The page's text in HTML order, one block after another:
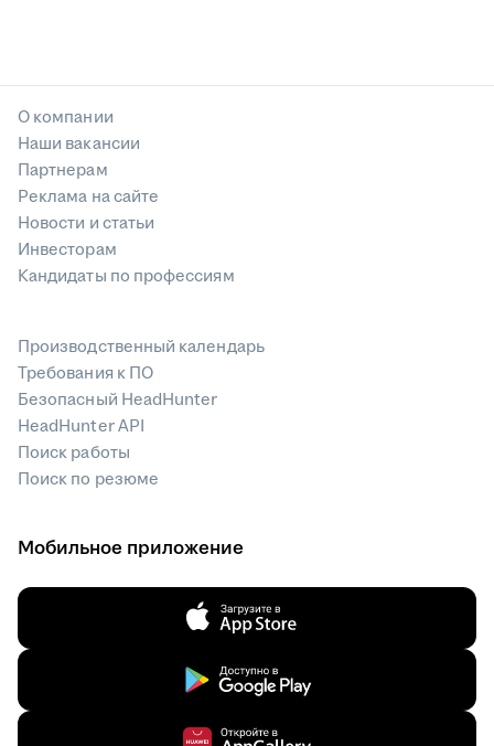
О компании
Наши вакансии
Партнерам
Реклама на сайте
Новости и статьи
Инвесторам
Кандидаты по профессиям
Производственный календарь
Требования к ПО
Безопасный HeadHunter
HeadHunter API
Поиск работы
Поиск по резюме
Мобильное приложение